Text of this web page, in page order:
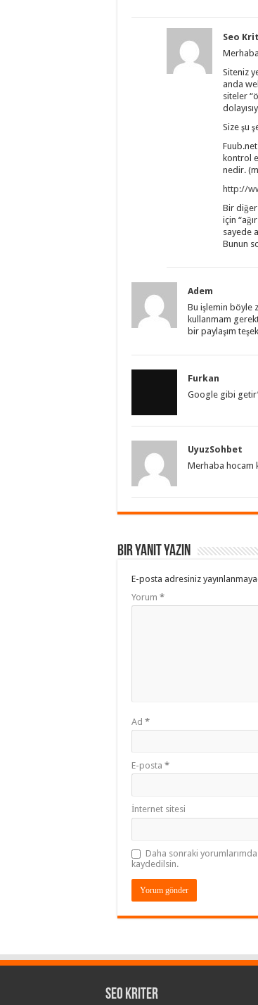
Seo
Siteniz
anda
siteler
Size şu
kontrol
nedir.
http://
Bir diğer
için
sayede
Bunun
Adem
Bu işlemin böyle
kullanmam
bir paylaşım
Furkan
Google gibi
UyuzSohbet
Merhaba hocam
Bir yanıt yazın
E-posta adresiniz
Yorum *
Ad *
E-posta *
İnternet sitesi
Daha sonraki
kaydedilsin.
Seo Kriter